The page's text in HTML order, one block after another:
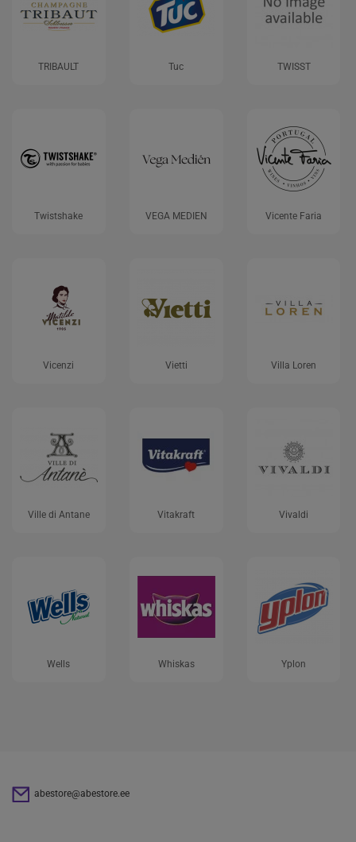
TRIBAULT Tuc TWISST
Twistshake VEGA MEDIEN Vicente Faria
Vicenzi Vietti Villa Loren
Ville di Antane Vitakraft Vivaldi
Wells Whiskas Yplon
abestore@abestore.ee